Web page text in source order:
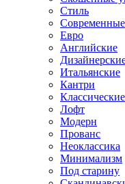
Стиль
Современные
Евро
Английские
Итальянские
Кантри
Классические
Лофт
Модерн
Прованс
Неоклассика
Минимализм
Под старину